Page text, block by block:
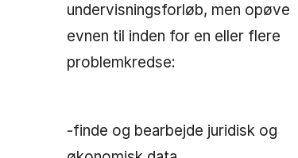
undervisningsforløb, men opøve
evnen til inden for en eller flere
problemkredse:
-finde og bearbejde juridisk og